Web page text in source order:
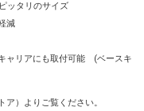
ッタリのサイズ
減
ャリアにも取付可能 (ベースキ
）よりご覧ください。